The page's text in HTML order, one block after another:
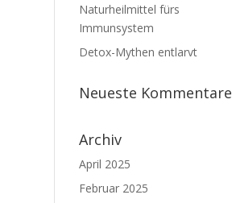
Naturheilmittel fürs
Immunsystem
Detox-Mythen entlarvt
Neueste Kommentare
Archiv
April 2025
Februar 2025